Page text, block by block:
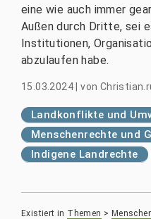
eine wie auch immer
Außen durch Dritte, sei
Institutionen,
abzulaufen habe.
15.03.2024|von
Landkonflikte und
Menschenrechte und
Indigene Landrechte
Existiert in Themen >